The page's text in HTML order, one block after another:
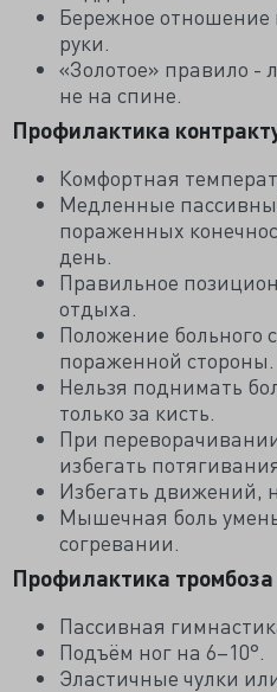
Бережное отношение
руки.
«Золотое» правило -
не на спине.
Профилактика
Комфортная
Медленные
пораженных
день.
Правильное
отдыха.
Положение больного
пораженной стороны.
Нельзя поднимать
только за кисть.
При
избегать
Избегать движений,
Мышечная боль
согревании.
Профилактика
Пассивная
Подъём ног на 6–10°.
Эластичные чулки